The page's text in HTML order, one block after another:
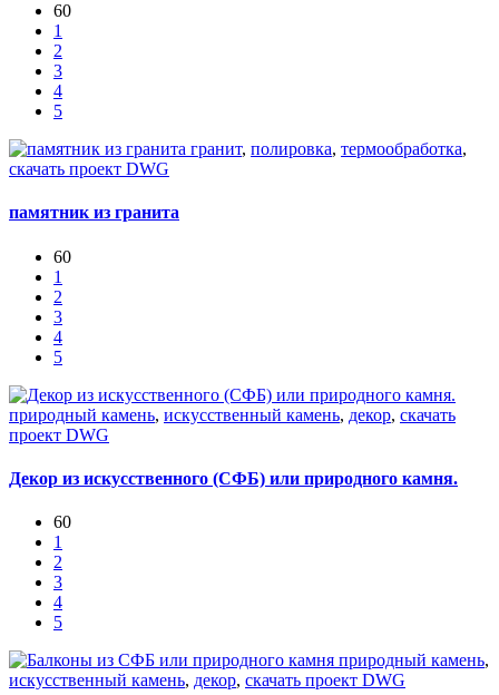
60
1
2
3
4
5
гранит, полировка, термообработка,
скачать проект DWG
памятник из гранита
60
1
2
3
4
5
природный камень, искусственный камень, декор, скачать
проект DWG
Декор из искусственного (СФБ) или природного камня.
60
1
2
3
4
5
природный камень,
искусственный камень, декор, скачать проект DWG